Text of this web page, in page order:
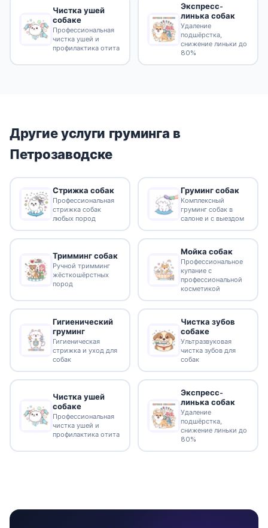
Чистка ушей
собаке
Профессиональная
чистка ушей и
профилактика отита
Экспресс-
линька собак
Удаление
подшёрстка,
снижение линьки до
80%
Другие услуги груминга в
Петрозаводске
Стрижка собак
Профессиональная
стрижка собак
любых пород
Груминг собак
Комплексный
груминг собак в
салоне и с выездом
Тримминг собак
Ручной тримминг
жёсткошёрстных
пород
Мойка собак
Профессиональное
купание с
профессиональной
косметикой
Гигиенический
груминг
Гигиеническая
стрижка и уход для
собак
Чистка зубов
собаке
Ультразвуковая
чистка зубов для
собак
Чистка ушей
собаке
Профессиональная
чистка ушей и
профилактика отита
Экспресс-
линька собак
Удаление
подшёрстка,
снижение линьки до
80%